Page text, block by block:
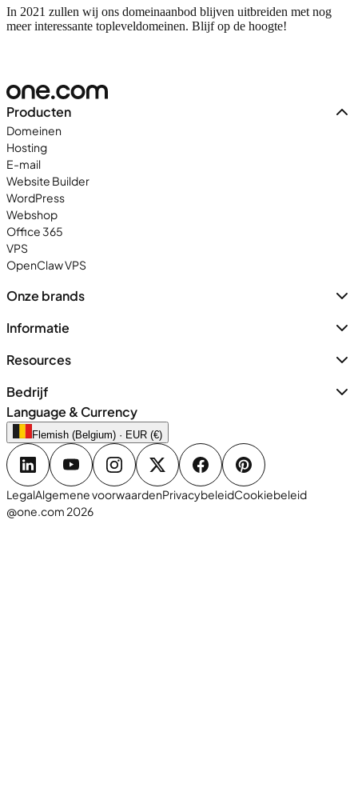
In 2021 zullen wij ons domeinaanbod blijven uitbreiden met nog
meer interessante topleveldomeinen. Blijf op de hoogte!
Producten
Domeinen
Hosting
E-mail
Website Builder
WordPress
Webshop
Office 365
VPS
OpenClaw VPS
Onze brands
Informatie
Resources
Bedrijf
Language & Currency
Flemish (Belgium) · EUR (€)
LegalAlgemene voorwaardenPrivacybeleidCookiebeleid
@one.com 2026